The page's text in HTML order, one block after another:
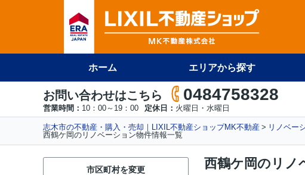
ホーム エリアから探す
お問い合わせはこちら 0484758328
営業時間： 10：00～19：00 定休日： 火曜日・水曜日
志木市の不動産・購入・売却｜LIXIL不動産ショップMK不動産 リノベー
西鶴ケ岡のリノベーション物件情報一覧
西鶴ケ岡のリノ
市区町村を変更